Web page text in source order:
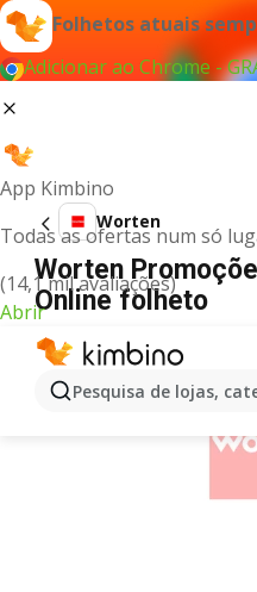
Folhetos atuais
Adicionar ao Chrome -
App Kimbino
Todas as ofertas num só
(14,1 mil avaliações)
Abrir
Pesquisa de lojas,
Worten
Worten
Online folheto